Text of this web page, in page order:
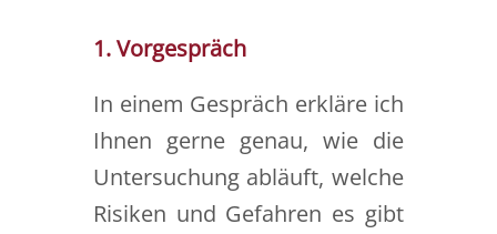
1. Vorgespräch
In einem Gespräch erkläre ich
Ihnen gerne genau, wie die
Untersuchung abläuft, welche
Risiken und Gefahren es gibt